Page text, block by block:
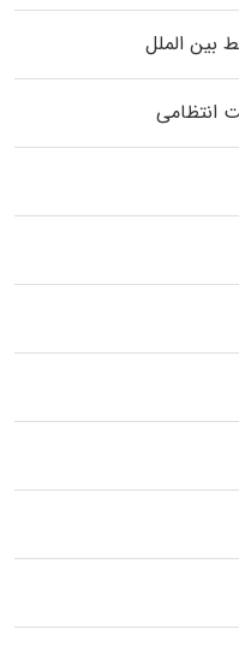
بین الملل
انتظامی